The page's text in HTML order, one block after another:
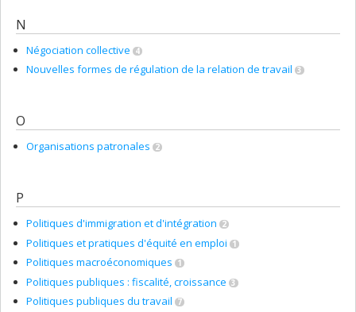
N
Négociation collective 4
Nouvelles formes de régulation de la relation de travail 3
O
Organisations patronales 2
P
Politiques d'immigration et d'intégration 2
Politiques et pratiques d'équité en emploi 1
Politiques macroéconomiques 1
Politiques publiques : fiscalité, croissance 3
Politiques publiques du travail 7